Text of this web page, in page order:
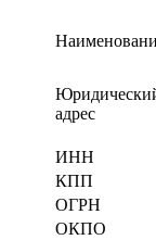
адрес
ИНН
КПП
ОГРН
ОКПО